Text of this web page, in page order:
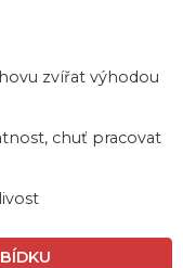
zvířat výhodou
chuť pracovat